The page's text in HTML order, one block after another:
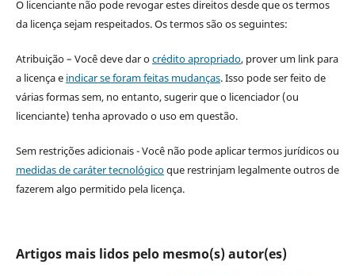
O licenciante não pode revogar estes direitos desde que os termos
da licença sejam respeitados. Os termos são os seguintes:
Atribuição – Você deve dar ocrédito apropriado, prover um link para
a licença e indicar se foram feitas mudanças. Isso pode ser feito de
várias formas sem, no entanto, sugerir que o licenciador (ou
licenciante) tenha aprovado o uso em questão.
Sem restrições adicionais - Você não pode aplicar termos jurídicos ou
medidas de caráter tecnológicoque restrinjam legalmente outros de
fazerem algo permitido pela licença.
Artigos mais lidos pelo mesmo(s) autor(es)